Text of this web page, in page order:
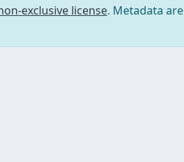
exclusive license. Metadata are